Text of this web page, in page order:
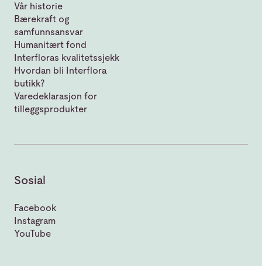
Vår historie
Bærekraft og
samfunnsansvar
Humanitært fond
Interfloras kvalitetssjekk
Hvordan bli Interflora
butikk?
Varedeklarasjon for
tilleggsprodukter
Sosial
Facebook
Instagram
YouTube